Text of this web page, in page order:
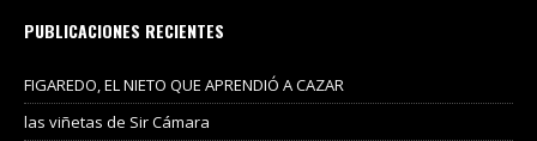
PUBLICACIONES RECIENTES
FIGAREDO, EL NIETO QUE APRENDIÓ A CAZAR
las viñetas de Sir Cámara